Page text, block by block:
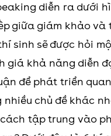
diễn ra dưới
giữa giám khảo và
sinh sẽ được hỏi
giá khả năng diễn
để phát triển
chủ đề khác
tập trung vào